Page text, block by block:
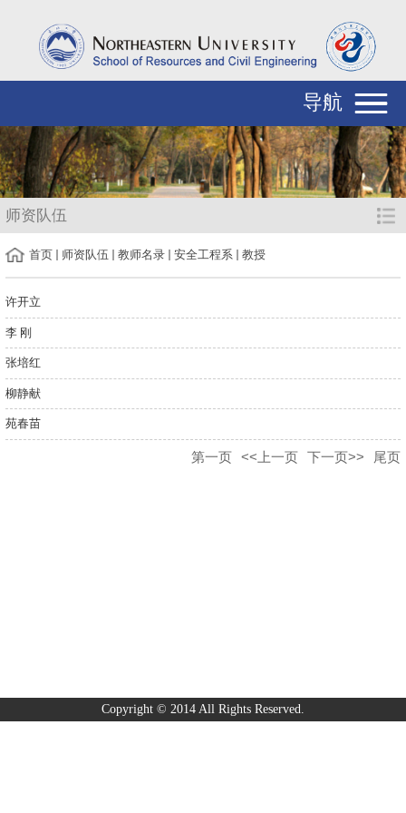
导航
师资队伍
首页 师资队伍 教师名录 安全工程系 教授
许开立
李 刚
张培红
柳静献
苑春苗
第一页 <<上一页 下一页>> 尾页
Copyright © 2014 All Rights Reserved.